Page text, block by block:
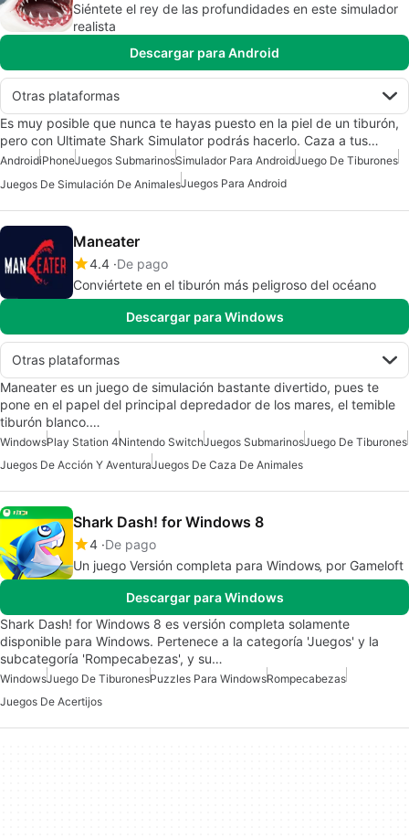
Siéntete el rey de las profundidades en este simulador
realista
Descargar para Android
Otras plataformas
Es muy posible que nunca te hayas puesto en la piel de un tiburón,
pero con Ultimate Shark Simulator podrás hacerlo. Caza a tus…
AndroidiPhoneJuegos SubmarinosSimulador Para AndroidJuego De Tiburones
Juegos De Simulación De AnimalesJuegos Para Android
Maneater
4.4 De pago
Conviértete en el tiburón más peligroso del océano
Descargar para Windows
Otras plataformas
Maneater es un juego de simulación bastante divertido, pues te
pone en el papel del principal depredador de los mares, el temible
tiburón blanco.…
WindowsPlay Station 4Nintendo SwitchJuegos SubmarinosJuego De Tiburones
Juegos De Acción Y AventuraJuegos De Caza De Animales
Shark Dash! for Windows 8
4 De pago
Un juego Versión completa para Windows‚ por Gameloft
Descargar para Windows
Shark Dash! for Windows 8 es versión completa solamente
disponible para Windows. Pertenece a la categoría 'Juegos' y la
subcategoría 'Rompecabezas', y su…
WindowsJuego De TiburonesPuzzles Para WindowsRompecabezas
Juegos De Acertijos